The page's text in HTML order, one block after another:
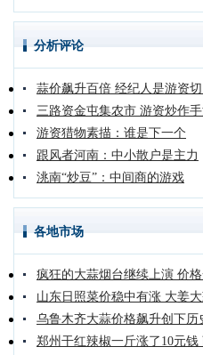
分析评论
蒜价飙升百倍 经纪人是游资切
三路资金屯集农市 游资炒作
游资猎物素描：谁是下一个
跟风者河南：中小散户是主力
洮南“炒豆”：中间商的游戏
各地市场
疯狂的大蒜烟台继续上演 价
山东日照菜价稳中有涨 大姜
乌鲁木齐大蒜价格飙升创下历
郑州干红辣椒一斤涨了10元钱